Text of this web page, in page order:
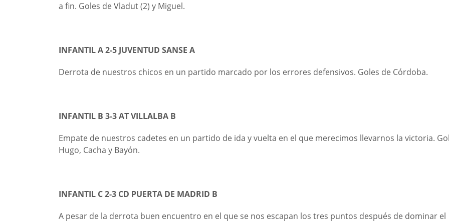
a fin. Goles de Vladut (2) y Miguel.
INFANTIL A 2-5 JUVENTUD SANSE A
Derrota de nuestros chicos en un partido marcado por los errores defensivos. Goles de Córdoba.
INFANTIL B 3-3 AT VILLALBA B
Empate de nuestros cadetes en un partido de ida y vuelta en el que merecimos llevarnos la victoria.
Hugo, Cacha y Bayón.
INFANTIL C 2-3 CD PUERTA DE MADRID B
A pesar de la derrota buen encuentro en el que se nos escapan los tres puntos después de dominar el